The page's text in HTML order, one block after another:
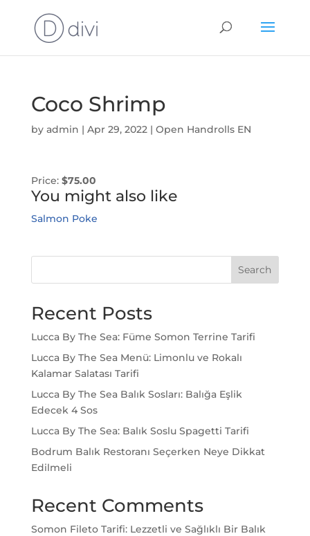
Coco Shrimp
by admin | Apr 29, 2022| Open Handrolls EN
Price: $75.00
You might also like
Salmon Poke
Search
Recent Posts
Lucca By The Sea: Füme Somon Terrine Tarifi
Lucca By The Sea Menü: Limonlu ve Rokalı
Kalamar Salatası Tarifi
Lucca By The Sea Balık Sosları: Balığa Eşlik
Edecek 4 Sos
Lucca By The Sea: Balık Soslu Spagetti Tarifi
Bodrum Balık Restoranı Seçerken Neye Dikkat
Edilmeli
Recent Comments
Somon Fileto Tarifi: Lezzetli ve Sağlıklı Bir Balık